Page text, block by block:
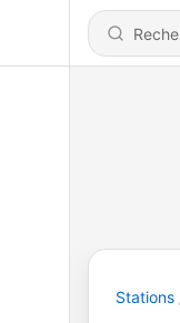
Stations